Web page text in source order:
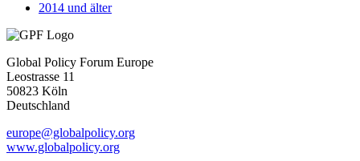
2014 und älter
Global Policy Forum Europe
Leostrasse 11
50823 Köln
Deutschland
europe@globalpolicy.org
www.globalpolicy.org